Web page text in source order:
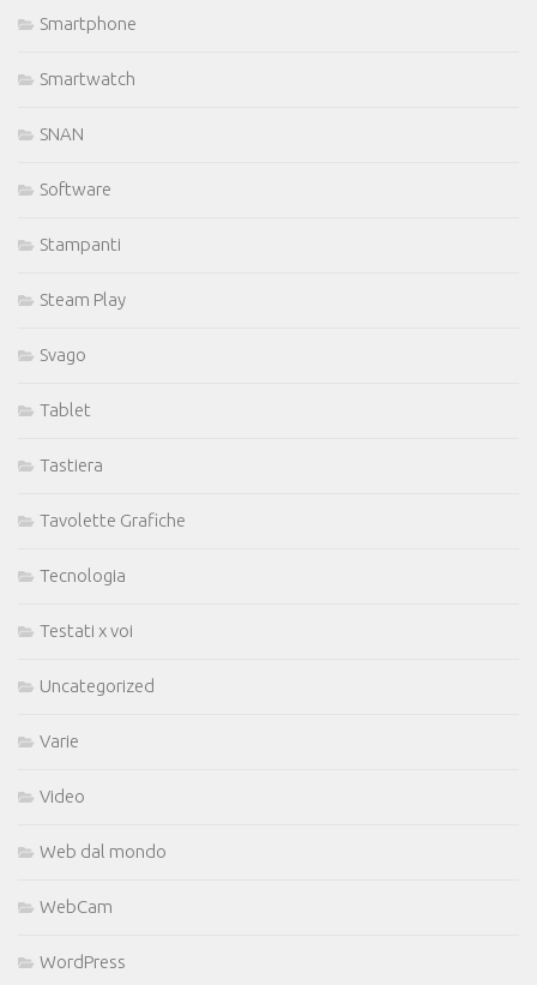
Smartphone
Smartwatch
SNAN
Software
Stampanti
Steam Play
Svago
Tablet
Tastiera
Tavolette Grafiche
Tecnologia
Testati x voi
Uncategorized
Varie
Video
Web dal mondo
WebCam
WordPress